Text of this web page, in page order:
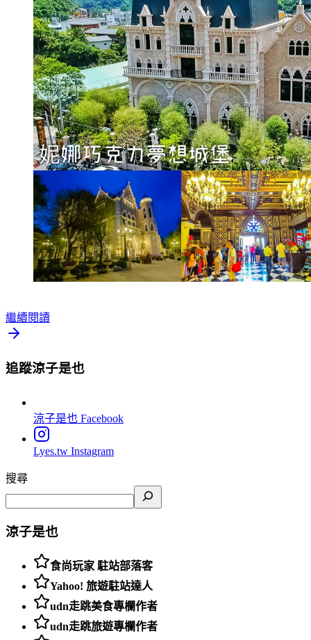
繼續閱讀
追蹤涼子是也
涼子是也 Facebook
Lyes.tw Instagram
搜尋
涼子是也
食尚玩家 駐站部落客
Yahoo! 旅遊駐站達人
udn走跳美食專欄作者
udn走跳旅遊專欄作者